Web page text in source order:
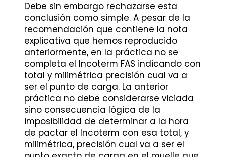
Debe sin embargo rechazarse esta
conclusión como simple. A pesar de la
recomendación que contiene la nota
explicativa que hemos reproducido
anteriormente, en la práctica no se
completa el Incoterm FAS indicando con
total y milimétrica precisión cual va a
ser el punto de carga. La anterior
práctica no debe considerarse viciada
sino consecuencia lógica de la
imposibilidad de determinar a la hora
de pactar el Incoterm con esa total, y
milimétrica, precisión cual va a ser el